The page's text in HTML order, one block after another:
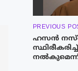
PREVIOUS
ഹസൻ